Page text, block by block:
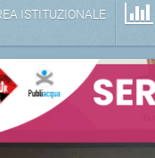
ISTITUZIONALE